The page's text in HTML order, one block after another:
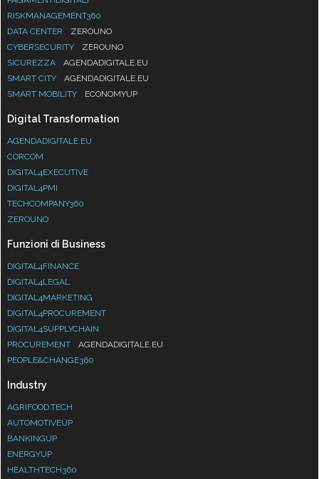
RISKMANAGEMENT360
DATA CENTER
ZEROUNO
CYBERSECURITY
ZEROUNO
SICUREZZA
AGENDADIGITALE.EU
SMART CITY
AGENDADIGITALE.EU
SMART MOBILITY
ECONOMYUP
Digital Transformation
AGENDADIGITALE.EU
CORCOM
DIGITAL4EXECUTIVE
DIGITAL4PMI
TECHCOMPANY360
ZEROUNO
Funzioni di Business
DIGITAL4FINANCE
DIGITAL4LEGAL
DIGITAL4MARKETING
DIGITAL4PROCUREMENT
DIGITAL4SUPPLYCHAIN
PROCUREMENT
AGENDADIGITALE.EU
PEOPLE&CHANGE360
Industry
AGRIFOOD.TECH
AUTOMOTIVEUP
BANKINGUP
ENERGYUP
HEALTHTECH360